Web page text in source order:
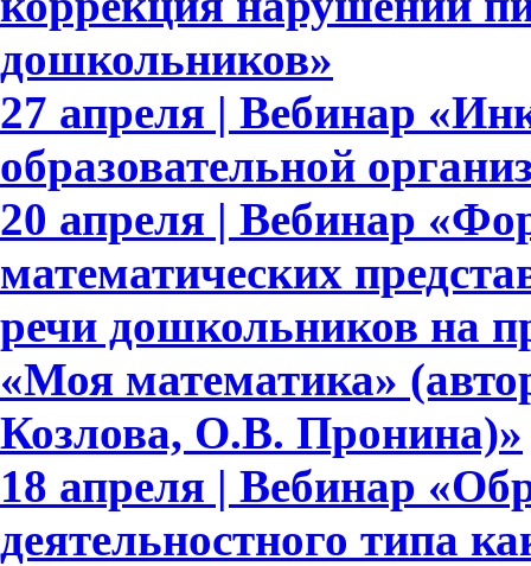
дошкольников»
27 апреля | Вебинар
образовательной
20 апреля | Вебинар
математических
речи дошкольников на
«Моя математика»
Козлова, О.В. Пронина)»
18 апреля | Вебинар
деятельностного типа